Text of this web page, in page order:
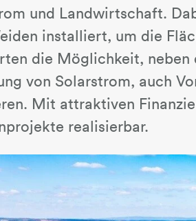
und Landwirtschaft.
installiert, um die
die Möglichkeit, neben
von Solarstrom, auch
Mit attraktiven
realisierbar.